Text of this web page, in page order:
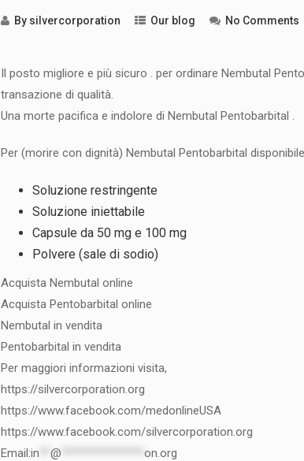
By silvercorporation Our blog No Comments
Il posto migliore e più sicuro . per ordinare Nembutal
transazione di qualità.
Una morte pacifica e indolore di Nembutal Pentobarbital .
Per (morire con dignità) Nembutal Pentobarbital
Soluzione restringente
Soluzione iniettabile
Capsule da 50 mg e 100 mg
Polvere (sale di sodio)
Acquista Nembutal online
Acquista Pentobarbital online
Nembutal in vendita
Pentobarbital in vendita
Per maggiori informazioni visita,
https://silvercorporation.org
https://www.facebook.com/medonlineUSA
https://www.facebook.com/silvercorporation.org
Email:in @ on.org